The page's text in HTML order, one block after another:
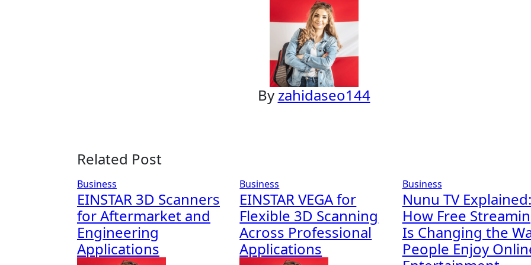
By zahidaseo144
Related Post
Business
EINSTAR 3D Scanners
for Aftermarket and
Engineering
Applications
Business
EINSTAR VEGA for
Flexible 3D Scanning
Across Professional
Applications
Business
Nunu TV Explained:
How Free
Is Changing the
People Enjoy